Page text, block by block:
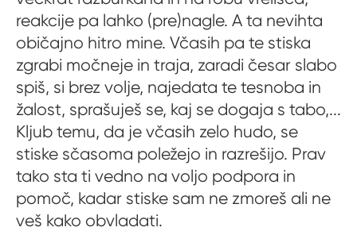
reakcije pa lahko (pre)nagle. A ta nevihta
običajno hitro mine. Včasih pa te stiska
zgrabi močneje in traja, zaradi česar slabo
spiš, si brez volje, najedata te tesnoba in
žalost, sprašuješ se, kaj se dogaja s tabo,...
Kljub temu, da je včasih zelo hudo, se
stiske sčasoma poležejo in razrešijo. Prav
tako sta ti vedno na voljo podpora in
pomoč, kadar stiske sam ne zmoreš ali ne
veš kako obvladati.